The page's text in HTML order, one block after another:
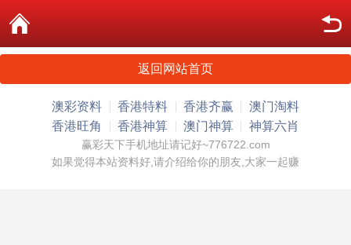
返回网站首页
澳彩资料 香港特料 香港齐赢
澳门淘料
香港旺角
香港神算 澳门神算 神算六肖
赢彩天下手机地址请记好~776722.com
如果觉得本站资料好,请介绍给你的朋友,大家一起赚